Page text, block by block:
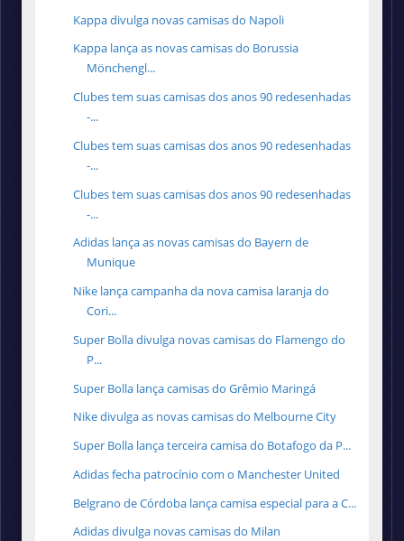
Kappa divulga novas camisas do Napoli
Kappa lança as novas camisas do Borussia
Mönchengl...
Clubes tem suas camisas dos anos 90 redesenhadas
-...
Clubes tem suas camisas dos anos 90 redesenhadas
-...
Clubes tem suas camisas dos anos 90 redesenhadas
-...
Adidas lança as novas camisas do Bayern de
Munique
Nike lança campanha da nova camisa laranja do
Cori...
Super Bolla divulga novas camisas do Flamengo do
P...
Super Bolla lança camisas do Grêmio Maringá
Nike divulga as novas camisas do Melbourne City
Super Bolla lança terceira camisa do Botafogo da P...
Adidas fecha patrocínio com o Manchester United
Belgrano de Córdoba lança camisa especial para a C...
Adidas divulga novas camisas do Milan